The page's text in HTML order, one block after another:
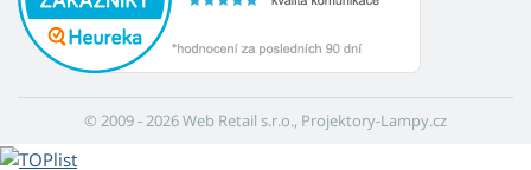
© 2009 - 2026 Web Retail s.r.o., Projektory-Lampy.cz